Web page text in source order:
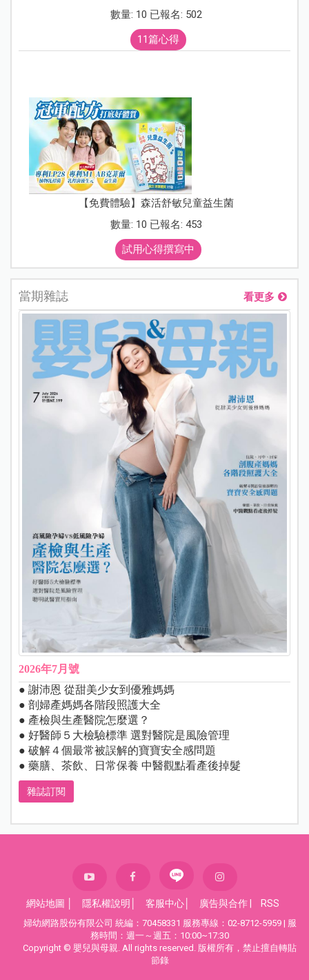
數量: 10 已報名: 502
11篇心得
【免費體驗】森活舒敏兒童益生菌
數量: 10 已報名: 453
試用心得撰寫中
當期雜誌 看更多
2026年7月號
● 謝沛恩 從甜美少女到優雅媽媽
● 剖婦產媽媽各階段照護大全
● 產檢與生產醫院怎麼選？
● 好醫師５大檢驗標準 選對醫院是風險管理
● 破解４個最常被誤解的寶寶安全感問題
● 藥膳、茶飲、日常保養 中醫觀點看產後掉髮
雜誌訂閱
網站地圖 隱私權說明 客服中心 廣告與合作| RSS
婦幼網路股份有限公司 統編：70458331 服務專線：02-8712-5959 | 服
務時間：週一～週五：10:00~17:30
Copyright © 嬰兒與母親. All rights reserved. 版權所有，禁止擅自轉貼
節錄